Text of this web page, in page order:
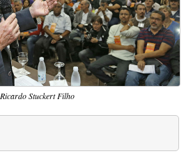
Ricardo Stuckert Filho